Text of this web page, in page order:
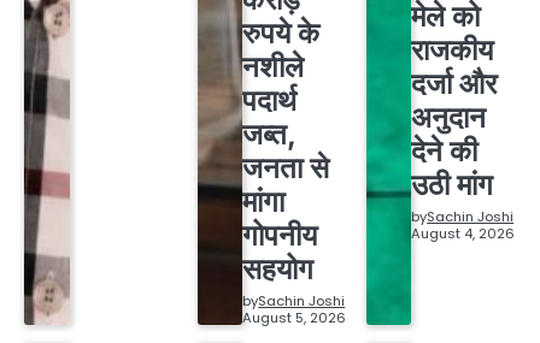
रुपये के
नशीले
पदार्थ
जब्त,
जनता से
मांगा
गोपनीय
सहयोग
bySachin Joshi
August 5, 2026
मेले को
राजकीय
दर्जा और
अनुदान
देने की
उठी मांग
bySachin Joshi
August 4, 2026